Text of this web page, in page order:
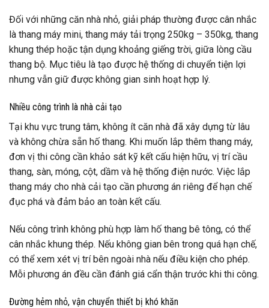
Đối với những căn nhà nhỏ, giải pháp thường được cân nhắc
là thang máy mini, thang máy tải trọng 250kg – 350kg, thang
khung thép hoặc tận dụng khoảng giếng trời, giữa lòng cầu
thang bộ. Mục tiêu là tạo được hệ thống di chuyển tiện lợi
nhưng vẫn giữ được không gian sinh hoạt hợp lý.
Nhiều công trình là nhà cải tạo
Tại khu vực trung tâm, không ít căn nhà đã xây dựng từ lâu
và không chừa sẵn hố thang. Khi muốn lắp thêm thang máy,
đơn vị thi công cần khảo sát kỹ kết cấu hiện hữu, vị trí cầu
thang, sàn, móng, cột, dầm và hệ thống điện nước. Việc lắp
thang máy cho nhà cải tạo cần phương án riêng để hạn chế
đục phá và đảm bảo an toàn kết cấu.
Nếu công trình không phù hợp làm hố thang bê tông, có thể
cân nhắc khung thép. Nếu không gian bên trong quá hạn chế,
có thể xem xét vị trí bên ngoài nhà nếu điều kiện cho phép.
Mỗi phương án đều cần đánh giá cẩn thận trước khi thi công.
Đường hẻm nhỏ, vận chuyển thiết bị khó khăn